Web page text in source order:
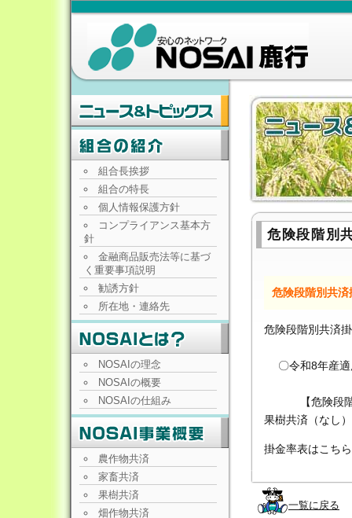
組合長挨拶
組合の特長
個人情報保護方針
コンプライアンス基本方
針
金融商品販売法等に基づ
く重要事項説明
勧誘方針
所在地・連絡先
NOSAIの理念
NOSAIの概要
NOSAIの仕組み
農作物共済
家畜共済
果樹共済
畑作物共済
危険段階別
危険段階別共
危険段階別共済
〇令和8年産適
【危険段階
果樹共済（なし
掛金率表はこちら
一覧に戻る